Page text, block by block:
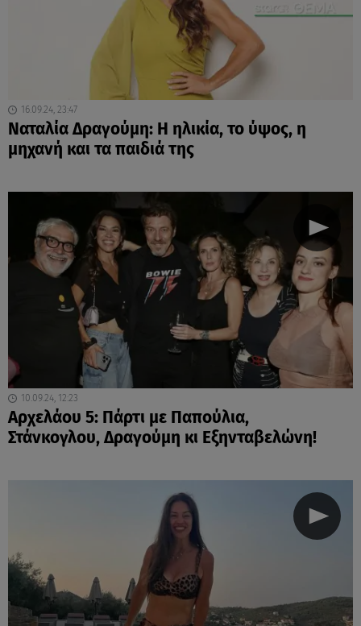
16.09.24, 23:47
Ναταλία Δραγούμη: Η ηλικία, το ύψος, η
μηχανή και τα παιδιά της
10.09.24, 12:23
Αρχελάου 5: Πάρτι με Παπούλια,
Στάνκογλου, Δραγούμη κι Εξηνταβελώνη!